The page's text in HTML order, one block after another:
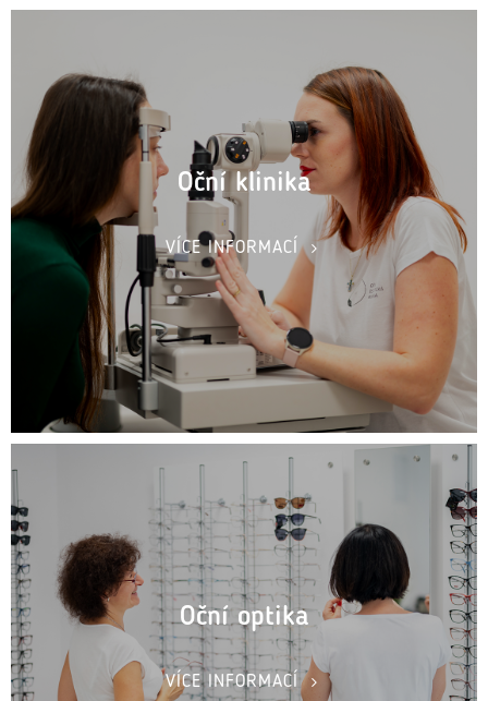
Oční klinika
VÍCE INFORMACÍ
Oční optika
VÍCE INFORMACÍ